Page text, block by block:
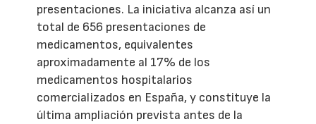
presentaciones. La iniciativa alcanza así un
total de 656 presentaciones de
medicamentos, equivalentes
aproximadamente al 17% de los
medicamentos hospitalarios
comercializados en España, y constituye la
última ampliación prevista antes de la